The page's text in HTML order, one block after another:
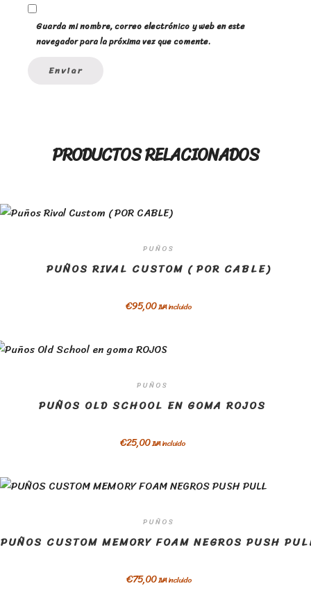
Guarda mi nombre, correo electrónico y web en este
navegador para la próxima vez que comente.
PRODUCTOS RELACIONADOS
PUÑOS
PUÑOS RIVAL CUSTOM ( POR CABLE)
€95,00IVA incluido
PUÑOS
PUÑOS OLD SCHOOL EN GOMA ROJOS
€25,00IVA incluido
PUÑOS
PUÑOS CUSTOM MEMORY FOAM NEGROS PUSH
€75,00IVA incluido